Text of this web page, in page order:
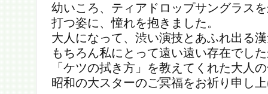
幼いころ、ティアドロップサングラス
打つ姿に、憧れを抱きました。
大人になって、渋い演技とあふれ出る
もちろん私にとって遠い遠い存在でし
「ケツの拭き方」を教えてくれた大人
昭和の大スターのご冥福をお祈り申し